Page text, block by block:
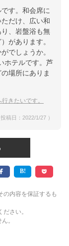
す。和会席に
だけ、広い和
、岩盤浴も無
があります。
でしょうか。
ホテルです。芦
場所にありま
行きたいです。
稿日：2022/1/27 ）
の内容を保証するも
さい。
。